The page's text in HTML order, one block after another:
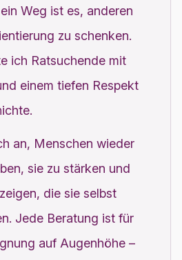
Weg ist es, anderen
zu schenken.
ich Ratsuchende mit
einem tiefen Respekt
an, Menschen wieder
sie zu stärken und
die sie selbst
Jede Beratung ist für
auf Augenhöhe –